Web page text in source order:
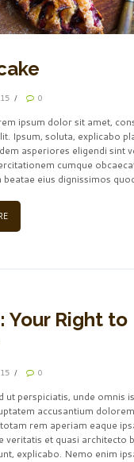
0
ipsum dolor sit amet,
Ipsum, soluta, explicabo
asperiores eligendi sint
cumque
beatae eius dignissimos
Your Right to
0
ut perspiciatis, unde omnis
accusantium
rem aperiam eaque
veritatis et quasi architecto
explicabo. Nemo enim